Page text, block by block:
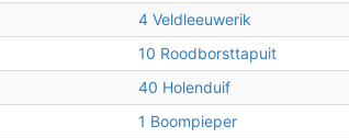
4 Veldleeuwerik
10 Roodborsttapuit
40 Holenduif
1 Boompieper